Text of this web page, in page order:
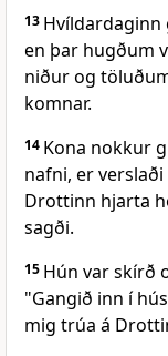
13 Hvíldardaginn
en þar hugðum
niður og
komnar.
14 Kona nokkur
nafni, er
Drottinn hjarta
sagði.
15 Hún var skírð
"Gangið inn í
mig trúa á